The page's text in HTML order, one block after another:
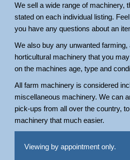
We sell a wide range of machinery,
stated on each individual listing.
you have any questions about an
We also buy any unwanted farming,
horticultural machinery that you
on the machines age, type and
All farm machinery is considered
miscellaneous machinery. We can
pick-ups from all over the country,
machinery that much easier.
Viewing by appointment only.